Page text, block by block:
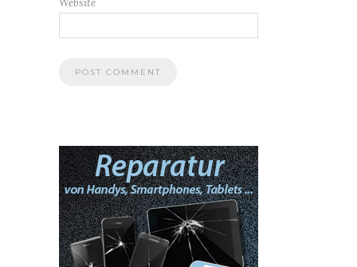
Website